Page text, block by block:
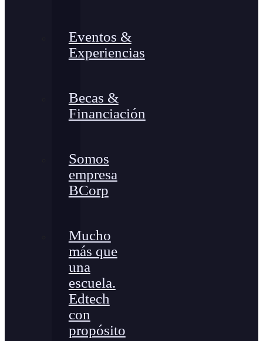
Eventos &
Experiencias
Becas &
Financiación
Somos
empresa
BCorp
Mucho
más que
una
escuela.
Edtech
con
propósito